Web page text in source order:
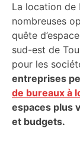
La location de
nombreuses
quête
sud-est de
pour les
entreprises
de bureaux à
espaces plus
et budgets.